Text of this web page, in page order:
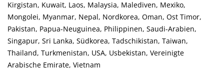
Kirgistan, Kuwait, Laos, Malaysia, Malediven, Mexiko,
Mongolei, Myanmar, Nepal, Nordkorea, Oman, Ost Timor,
Pakistan, Papua-Neuguinea, Philippinen, Saudi-Arabien,
Singapur, Sri Lanka, Südkorea, Tadschikistan, Taiwan,
Thailand, Turkmenistan, USA, Usbekistan, Vereinigte
Arabische Emirate, Vietnam